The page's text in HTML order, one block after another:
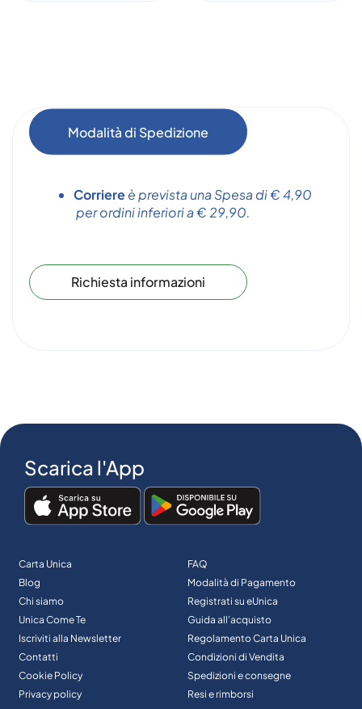
Modalità di Spedizione
Corriereè prevista una Spesa di € 4,90
per ordini inferiori a € 29,90.
Richiesta informazioni
Scarica l'App
Carta Unica
Blog
Chi siamo
Unica Come Te
Iscriviti alla Newsletter
Contatti
Cookie Policy
Privacy policy
FAQ
Modalità di Pagamento
Registrati su eUnica
Guida all’acquisto
Regolamento Carta Unica
Condizioni di Vendita
Spedizioni e consegne
Resi e rimborsi